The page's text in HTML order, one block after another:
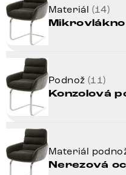
Materiál (14)
Mikrovlákno
Podnož (11)
Konzolová
Materiál
Nerezová